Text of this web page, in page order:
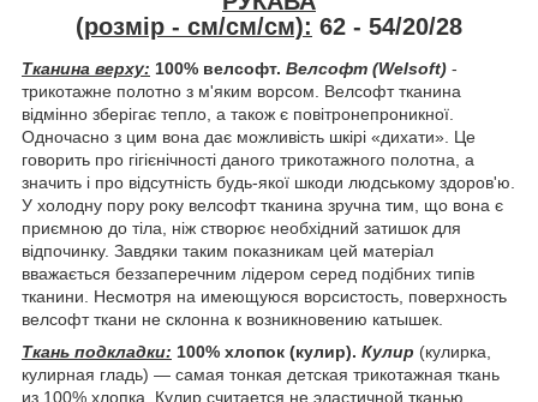
(розмір - см/см/см): 62 - 54/20/28
Тканина верху: 100% велсофт. Велсофт (Welsoft) -
трикотажне полотно з м'яким ворсом. Велсофт тканина
відмінно зберігає тепло, а також є повітронепроникної.
Одночасно з цим вона дає можливість шкірі «дихати». Це
говорить про гігієнічності даного трикотажного полотна, а
значить і про відсутність будь-якої шкоди людському здоров'ю.
У холодну пору року велсофт тканина зручна тим, що вона є
приємною до тіла, ніж створює необхідний затишок для
відпочинку. Завдяки таким показникам цей матеріал
вважається беззаперечним лідером серед подібних типів
тканини. Несмотря на имеющуюся ворсистость, поверхность
велсофт ткани не склонна к возникновению катышек.
Ткань подкладки: 100% хлопок (кулир). Кулир (кулирка,
кулирная гладь) ― самая тонкая детская трикотажная ткань
из 100% хлопка. Кулир считается не эластичной тканью,